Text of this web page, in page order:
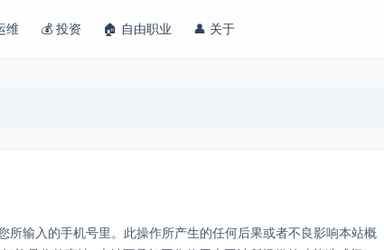
维 💰 投资 🏠 自由职业 👤 关于
输入的手机号里。此操作所产生的任何后果或者不良影响本站概